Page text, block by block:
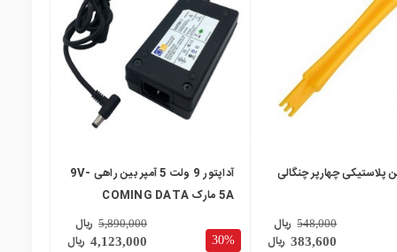
پلاستیکی چهارپر چنگالی
383,600 ریال
548,000 ریال
30%
آداپتور 9 ولت 5 آمپر بین راهی 9V-
5A مارک COMING DATA
4,123,000 ریال
5,890,000 ریال